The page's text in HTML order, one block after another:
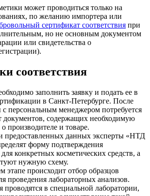
может проводиться только на
по желанию импортера или
сертификат соответствия при
но не основным документом
или свидетельства о
соответствия
заполнить заявку и подать ее в
в Санкт-Петербурге. После
с персональным менеджером потребуется
документов, содержащих необходимую
производителе и товаре.
предоставленных данных эксперты «НТД
форму подтверждения
для конкретных косметических средств, а
нужную схему.
этапе происходит отбор образцов
проведения лабораторных анализов.
проводятся в специальной лаборатории,